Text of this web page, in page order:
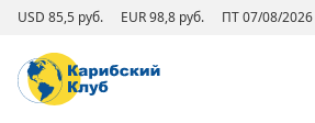
USD 85,5 руб. EUR 98,8 руб. ПТ 07/08/2026